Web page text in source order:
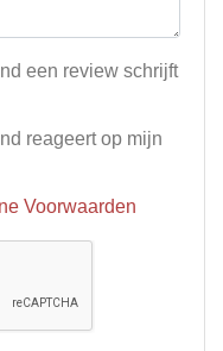
een review schrijft
reageert op mijn
Voorwaarden